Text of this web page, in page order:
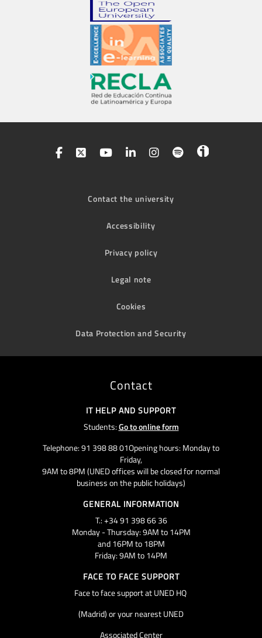
Contact the university
Accessibility
Privacy policy
Legal note
Cookies
Data Protection and Security
Contact
IT HELP AND SUPPORT
Students:Go to online form
Telephone: 91 398 88 01Opening hours: Monday to
Friday,
9AM to 8PM (UNED offices will be closed for normal
business on the public holidays)
GENERAL INFORMATION
T.: +34 91 398 66 36
Monday - Thursday: 9AM to 14PM
and 16PM to 18PM
Friday: 9AM to 14PM
FACE TO FACE SUPPORT
Face to face support at UNED HQ
(Madrid) or your nearest UNED
Associated Center